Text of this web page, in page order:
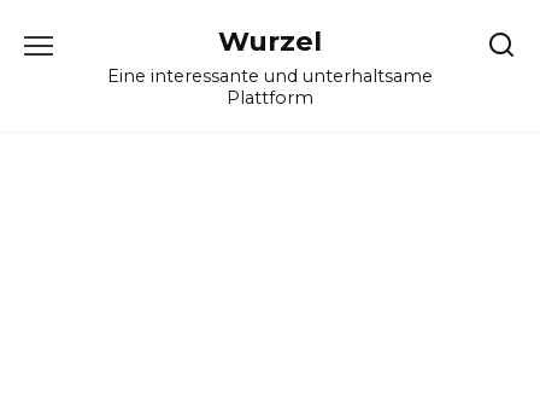
Wurzel
Eine interessante und unterhaltsame
Plattform